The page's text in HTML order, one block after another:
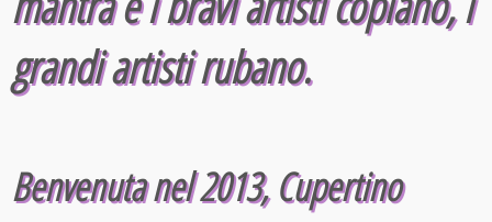
grandi artisti rubano.
Benvenuta nel 2013, Cupertino